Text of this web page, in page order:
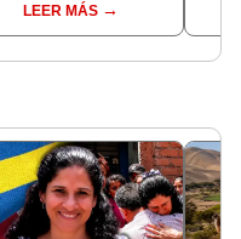
el hallazgo
cambiar todo lo
LEER MÁS